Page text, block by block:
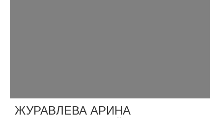
ЖУРАВЛЕВА АРИНА